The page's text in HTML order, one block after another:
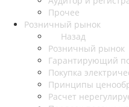
Прочее
Розничный рынок
Назад
Розничный рынок
Гарантирующий
Покупка
Принципы
Расчет